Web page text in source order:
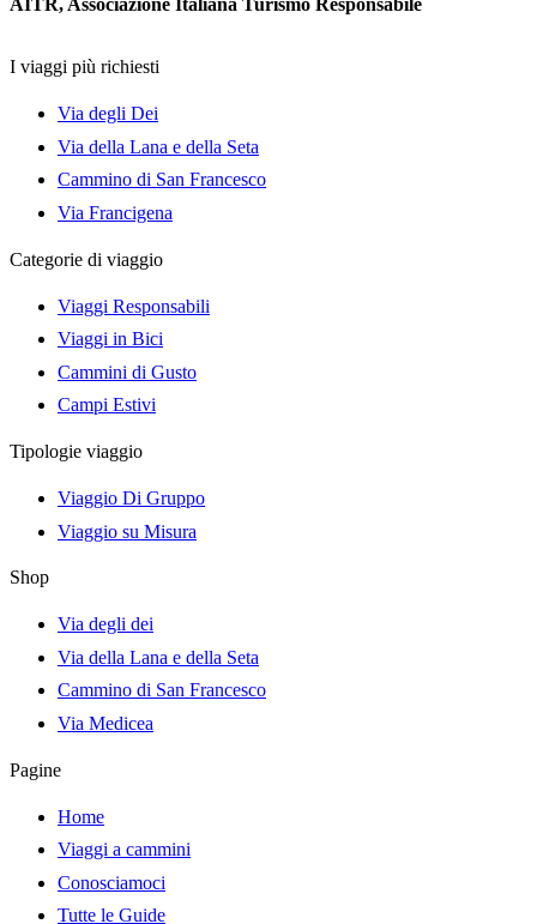
AITR, Associazione Italiana Turismo Responsabile
I viaggi più richiesti
Via degli Dei
Via della Lana e della Seta
Cammino di San Francesco
Via Francigena
Categorie di viaggio
Viaggi Responsabili
Viaggi in Bici
Cammini di Gusto
Campi Estivi
Tipologie viaggio
Viaggio Di Gruppo
Viaggio su Misura
Shop
Via degli dei
Via della Lana e della Seta
Cammino di San Francesco
Via Medicea
Pagine
Home
Viaggi a cammini
Conosciamoci
Tutte le Guide